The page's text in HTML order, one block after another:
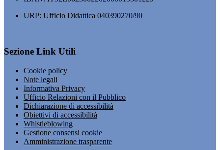
URP: Ufficio Didattica 040390270/90
Sezione Link Utili
Cookie policy
Note legali
Informativa Privacy
Ufficio Relazioni con il Pubblico
Dichiarazione di accessibilità
Obiettivi di accessibilità
Whistleblowing
Gestione consensi cookie
Amministrazione trasparente